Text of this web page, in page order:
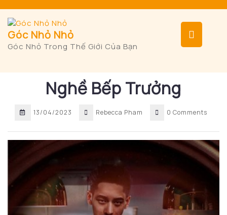
to
content
Góc Nhỏ Nhỏ
Góc Nhỏ Trong Thế Giới Của Bạn
Nghề Bếp Trưởng
13/04/2023 Rebecca Pham 0 Comments